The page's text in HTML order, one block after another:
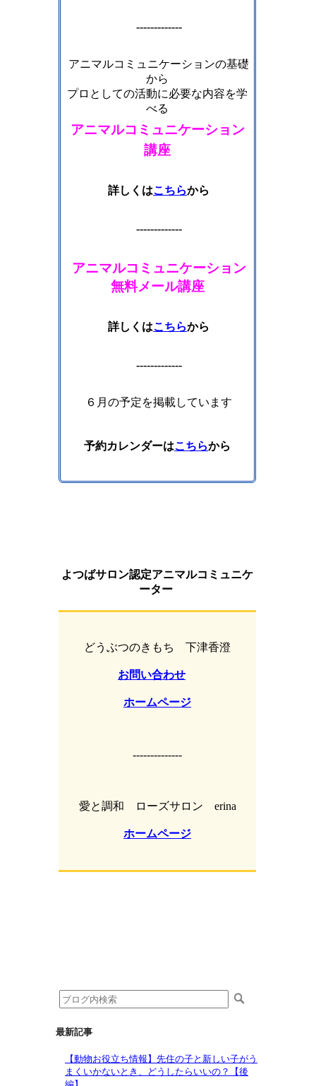
-------------
アニマルコミュニケーションの基礎
から
プロとしての活動に必要な内容を学
べる
アニマルコミュニケーション
講座
詳しくはこちらから
-------------
アニマルコミュニケーション
無料メール講座
詳しくはこちらから
-------------
６月の予定を掲載しています
予約カレンダーはこちらから
よつばサロン認定アニマルコミュニケ
ーター
どうぶつのきもち 下津香澄
お問い合わせ
ホームページ
--------------
愛と調和 ローズサロン erina
ホームページ
最新記事
【動物お役立ち情報】先住の子と新しい子がう
まくいかないとき、どうしたらいいの？【後